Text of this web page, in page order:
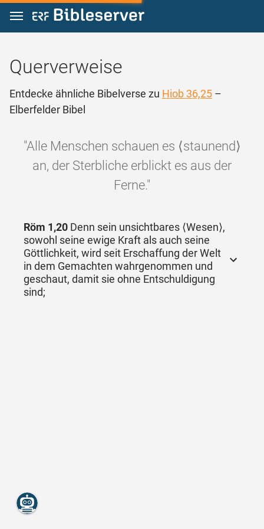
Zum Inhalt springen
Querverweise
Entdecke ähnliche Bibelverse zu Hiob 36,25 –
Elberfelder Bibel
"Alle Menschen schauen es ⟨staunend⟩
an, der Sterbliche erblickt es aus der
Ferne."
Röm 1,20 Denn sein unsichtbares ⟨Wesen⟩,
sowohl seine ewige Kraft als auch seine
Göttlichkeit, wird seit Erschaffung der Welt
in dem Gemachten wahrgenommen und
geschaut, damit sie ohne Entschuldigung
sind;